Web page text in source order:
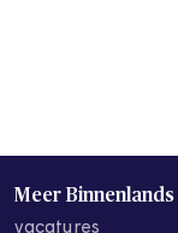
Meer
vacatures